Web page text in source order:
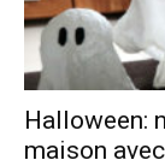
Halloween:
maison